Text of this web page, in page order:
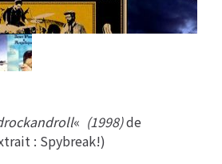
« (1998)de
: Spybreak!)